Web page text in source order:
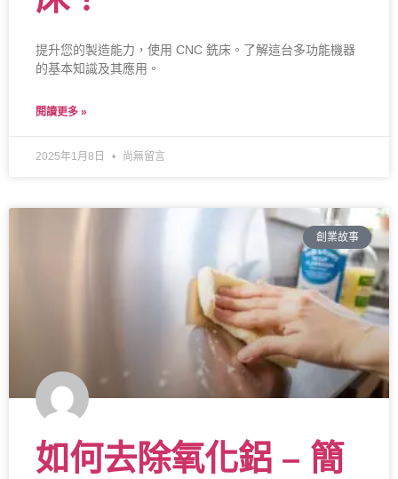
提升您的製造能力，使用 CNC 銑床。了解這台多功能機器
的基本知識及其應用。
閱讀更多 »
2025年1月8日 尚無留言
創業故事
如何去除氧化鋁 – 簡